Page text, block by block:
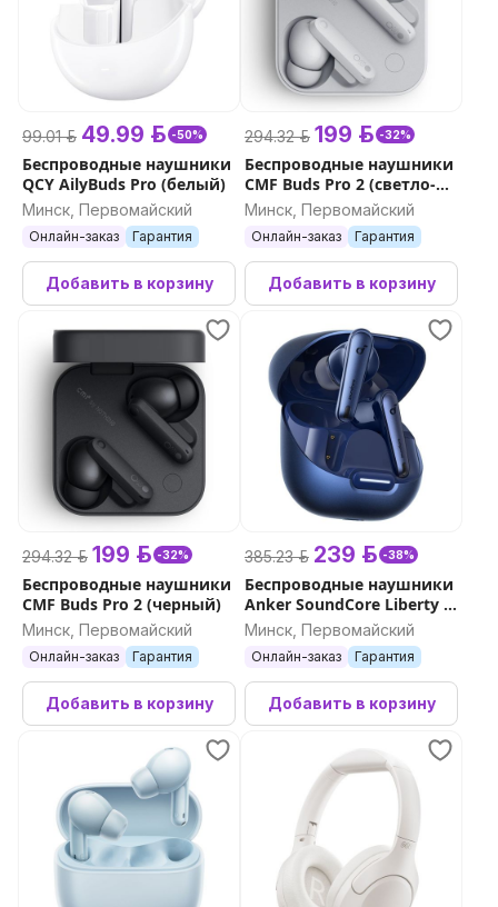
99.01 р. 49.99 р. -50%
Беспроводные наушники
QCY AilyBuds Pro (белый)
Минск, Первомайский
Онлайн-заказ Гарантия
Добавить в корзину
294.32 р. 199 р. -32%
Беспроводные наушники
CMF Buds Pro 2 (светло-
серый)
Минск, Первомайский
Онлайн-заказ Гарантия
Добавить в корзину
294.32 р. 199 р. -32%
Беспроводные наушники
CMF Buds Pro 2 (черный)
Минск, Первомайский
Онлайн-заказ Гарантия
Добавить в корзину
385.23 р. 239 р. -38%
Беспроводные наушники
Anker SoundCore Liberty 4
NC (синий)
Минск, Первомайский
Онлайн-заказ Гарантия
Добавить в корзину